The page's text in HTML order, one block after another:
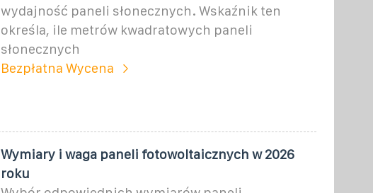
wydajność paneli słonecznych. Wskaźnik ten
określa, ile metrów kwadratowych paneli
słonecznych
Bezpłatna Wycena
Wymiary i waga paneli fotowoltaicznych w 2026
roku